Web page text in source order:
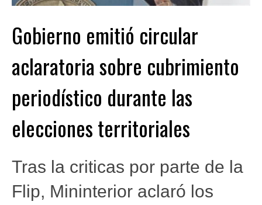
Gobierno emitió circular
aclaratoria sobre cubrimiento
periodístico durante las
elecciones territoriales
Tras la criticas por parte de la
Flip, Mininterior aclaró los